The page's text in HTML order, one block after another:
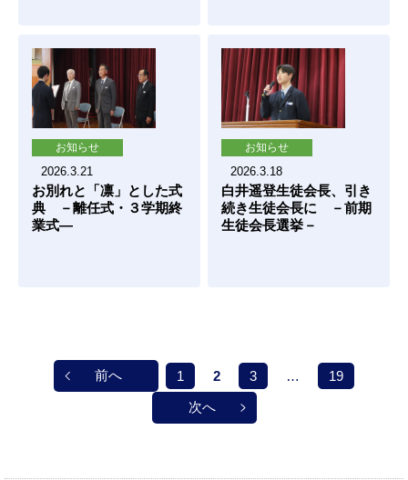
お知らせ
2026.3.21
お別れと「凛」とした式
典 －離任式・３学期終
業式―
お知らせ
2026.3.18
白井遥登生徒会長、引き
続き生徒会長に －前期
生徒会長選挙－
前へ 1 2 3 …
19
次へ